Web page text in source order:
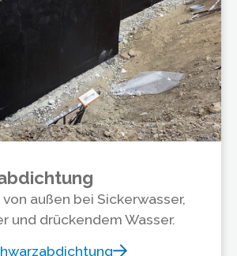
außen bei Sickerwasser,
und drückendem Wasser.